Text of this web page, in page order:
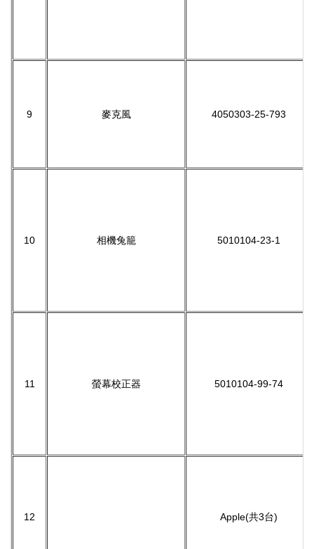
9 麥克風 4050303-25-793
10 相機兔籠 5010104-23-1
11 螢幕校正器 5010104-99-74
12 Apple(共3台)